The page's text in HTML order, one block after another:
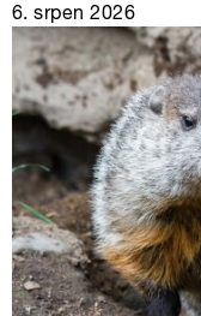
6. srpen 2026